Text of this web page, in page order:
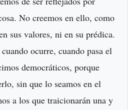
No creemos en ello, como
sus valores, ni en su prédica.
ocurre, cuando pasa el
democráticos, porque
sin que lo seamos en el
a los que traicionarán una y